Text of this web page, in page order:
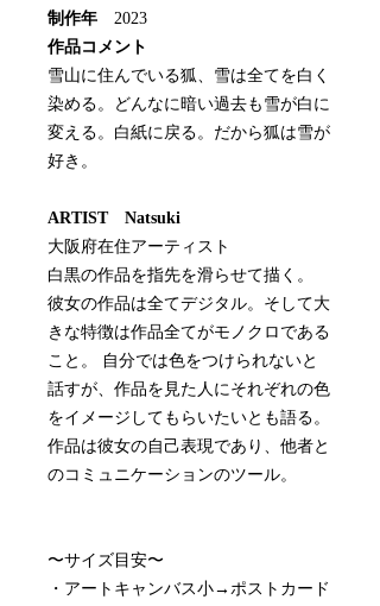
制作年 2023
作品コメント
雪山に住んでいる狐、雪は全てを白く
染める。どんなに暗い過去も雪が白に
変える。白紙に戻る。だから狐は雪が
好き。
ARTIST Natsuki
大阪府在住アーティスト
白黒の作品を指先を滑らせて描く。
彼女の作品は全てデジタル。そして大
きな特徴は作品全てがモノクロである
こと。 自分では色をつけられないと
話すが、作品を見た人にそれぞれの色
をイメージしてもらいたいとも語る。
作品は彼女の自己表現であり、他者と
のコミュニケーションのツール。
〜サイズ目安〜
・アートキャンバス小→ポストカード